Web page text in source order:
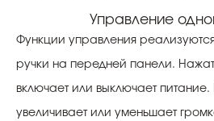
Управление
Функции управления
ручки на передней панели.
включает или выключает питание.
увеличивает или уменьшает